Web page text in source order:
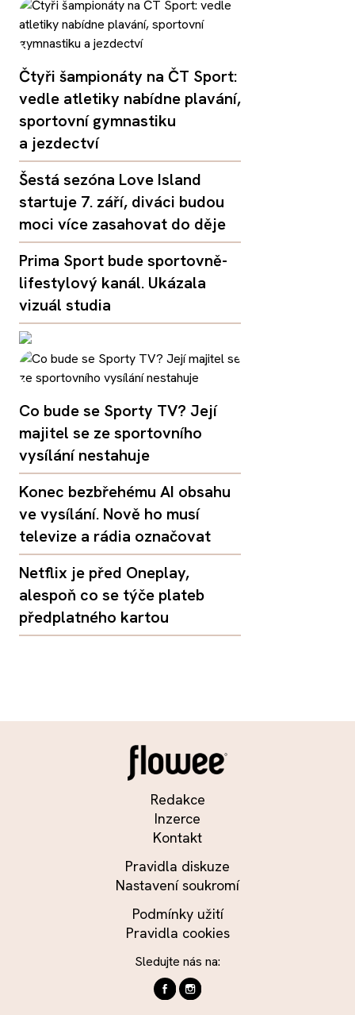
Čtyři šampionáty na ČT Sport:
vedle atletiky nabídne plavání,
sportovní gymnastiku
a jezdectví
Šestá sezóna Love Island
startuje 7. září, diváci budou
moci více zasahovat do děje
Prima Sport bude sportovně-
lifestylový kanál. Ukázala
vizuál studia
Co bude se Sporty TV? Její
majitel se ze sportovního
vysílání nestahuje
Konec bezbřehému AI obsahu
ve vysílání. Nově ho musí
televize a rádia označovat
Netflix je před Oneplay,
alespoň co se týče plateb
předplatného kartou
Redakce
Inzerce
Kontakt
Pravidla diskuze
Nastavení soukromí
Podmínky užití
Pravidla cookies
Sledujte nás na: